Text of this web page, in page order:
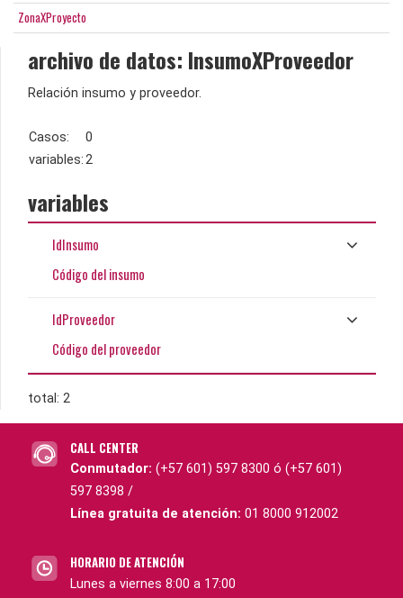
ZonaXProyecto
archivo de datos: InsumoXProveedor
Relación insumo y proveedor.
Casos:
0
variables:2
variables
IdInsumo
Código del insumo
IdProveedor
Código del proveedor
total: 2
CALL CENTER
Conmutador: (+57 601) 597 8300 ó (+57 601)
597 8398 /
Línea gratuita de atención: 01 8000 912002
HORARIO DE ATENCIÓN
Lunes a viernes 8:00 a 17:00